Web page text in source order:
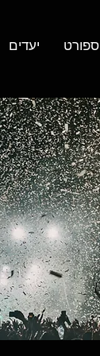
ספורט יעדים